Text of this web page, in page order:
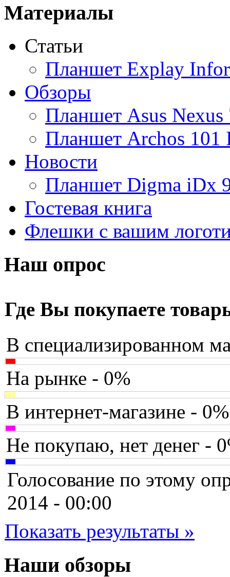
Acme
Ainol(9)
Altinet
Amazon
Amber
Ampe(1)
Apache
Apple(28)
Apriori
Archos(1)
Armaggeddon
Assistant
Asus(35)
Barnes&noble
Brain
Brava
Canyon
Cbr
Chicony
Codegen
Cooler master
Cube(7)
Cyborg
Datex
Материалы
Статьи
Планшет Explay
Обзоры
Планшет Asus Nexus
Планшет Archos 101
Новости
Планшет Digma iDx
Гостевая книга
Флешки с вашим
Наш опрос
Где Вы покупаете
В специализированном
На рынке - 0%
В интернет-магазине - 0%
Не покупаю, нет денег -
Голосование по этому
2014 - 00:00
Показать результаты »
Наши обзоры